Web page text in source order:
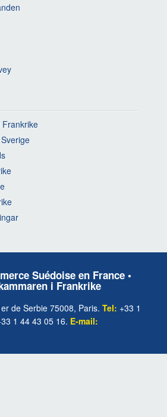
Frankrike
Suédoise en France •
i Frankrike
de Serbie 75008, Paris. Tel: +33 1
1 44 43 05 16. E-mail: